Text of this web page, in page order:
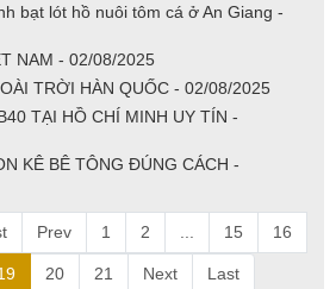
bạt lót hồ nuôi tôm cá ở An Giang -
NAM - 02/08/2025
TRỜI HÀN QUỐC - 02/08/2025
TẠI HỒ CHÍ MINH UY TÍN -
KÊ BÊ TÔNG ĐÚNG CÁCH -
Prev 1 2 15 16
20 21 Next Last